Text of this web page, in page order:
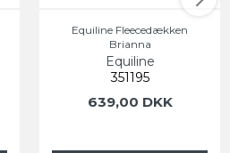
Equiline Fleecedækken
Brianna
Equiline
351195
639,00 DKK